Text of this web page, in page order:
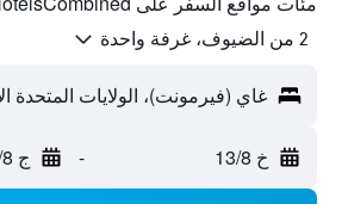
2 من الضيوف، غرفة واحدة
غاي (فيرمونت)، الولايات المتحدة
خ 13/8 - ج 14/8